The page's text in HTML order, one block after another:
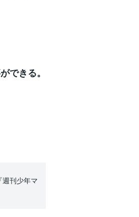
できる。
週刊少年マ